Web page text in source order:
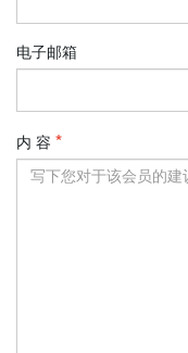
电子邮箱
内 容